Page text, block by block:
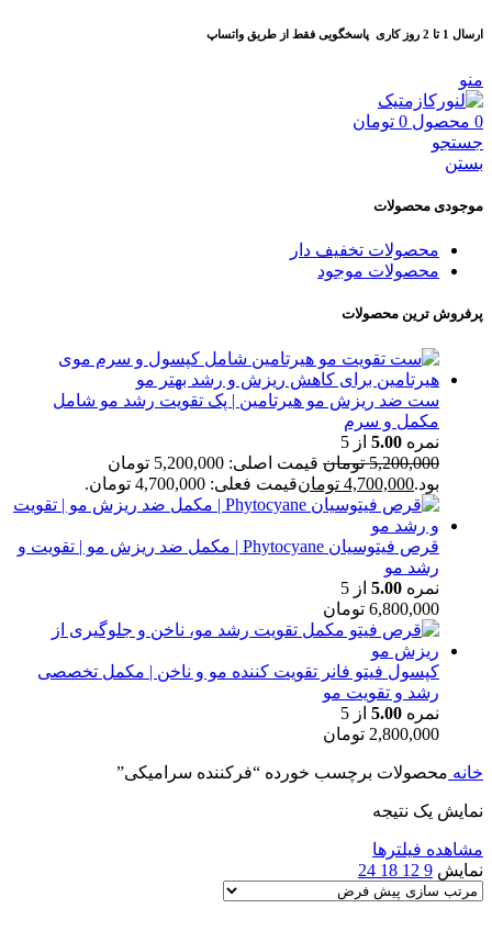
ارسال 1 تا 2 روز کاری پاسخگویی فقط از طریق واتساپ
منو
0 محصول 0 تومان
جستجو
بستن
موجودی محصولات
محصولات تخفیف دار
محصولات موجود
پرفروش ترین محصولات
ست ضد ریزش مو هیرتامین | پک تقویت رشد مو شامل
مکمل و سرم
نمره 5.00 از 5
5,200,000 تومان
قیمت اصلی: 5,200,000 تومان
بود.4,700,000 تومانقیمت فعلی: 4,700,000 تومان.
قرص فیتوسیان Phytocyane | مکمل ضد ریزش مو | تقویت و
رشد مو
نمره 5.00 از 5
6,800,000 تومان
کپسول فیتو فانر تقویت کننده مو و ناخن | مکمل تخصصی
رشد و تقویت مو
نمره 5.00 از 5
2,800,000 تومان
خانه محصولات برچسب خورده “فرکننده سرامیکی”
نمایش یک نتیجه
مشاهده فیلترها
نمایش 9
12
18
24